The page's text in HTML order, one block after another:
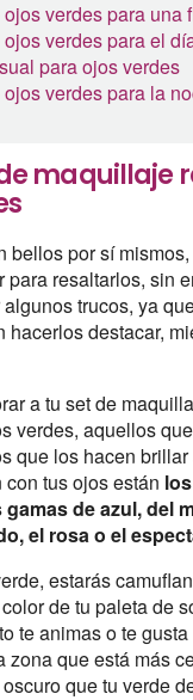
verdes para una
verdes para el
para ojos verdes
verdes para la
maquillaje
bellos por sí
para resaltarlos, sin
trucos, ya
hacerlos destacar,
a tu set de
verdes, aquellos
que los hacen
tus ojos están
de azul, del
el rosa o el
estarás
de tu paleta de
te animas o te
zona que está más
que tu verde